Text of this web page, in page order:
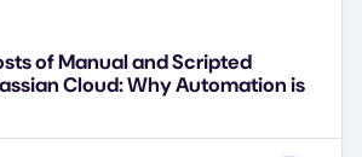
of Manual and Scripted
Cloud: Why Automation is